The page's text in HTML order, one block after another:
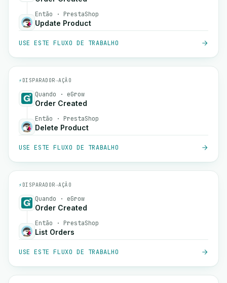
Então · PrestaShop
Update Product
USE ESTE FLUXO DE TRABALHO
⚡ DISPARADOR→AÇÃO
Quando · eGrow
Order Created
Então · PrestaShop
Delete Product
USE ESTE FLUXO DE TRABALHO
⚡ DISPARADOR→AÇÃO
Quando · eGrow
Order Created
Então · PrestaShop
List Orders
USE ESTE FLUXO DE TRABALHO